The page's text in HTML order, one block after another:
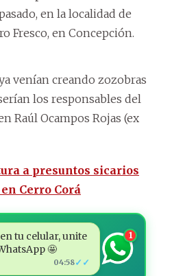
en la localidad de
Fresco, en Concepción.
venían creando zozobras
los responsables del
Raúl Ocampos Rojas (ex
a presuntos sicarios
Cerro Corá
tu celular, unite
🤩
04:58✓✓
1